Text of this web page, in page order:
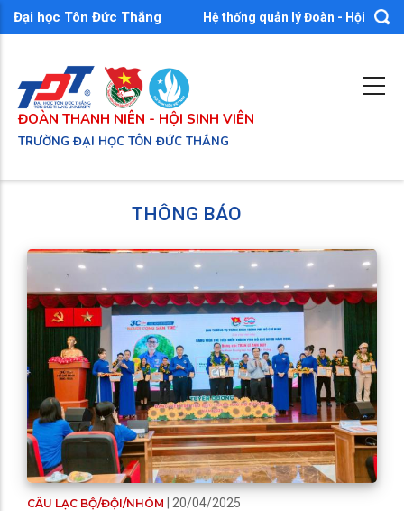
Nhảy
đến
dung
Đại học Tôn Đức Thắng Hệ thống quản lý Đoàn - Hội
ĐOÀN THANH NIÊN - HỘI SINH VIÊN
TRƯỜNG ĐẠI HỌC TÔN ĐỨC THẮNG
THÔNG BÁO
CÂU LẠC BỘ/ĐỘI/NHÓM | 20/04/2025